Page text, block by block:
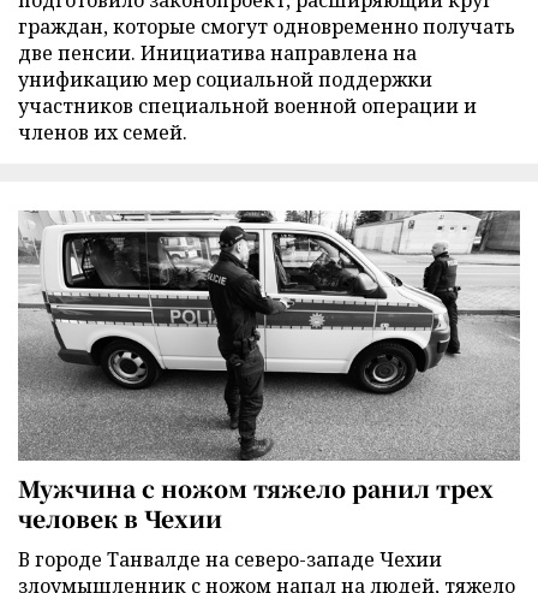
граждан, которые смогут одновременно получать
две пенсии. Инициатива направлена на
унификацию мер социальной поддержки
участников специальной военной операции и
членов их семей.
Мужчина с ножом тяжело ранил трех
человек в Чехии
В городе Танвалде на северо-западе Чехии
злоумышленник с ножом напал на людей, тяжело